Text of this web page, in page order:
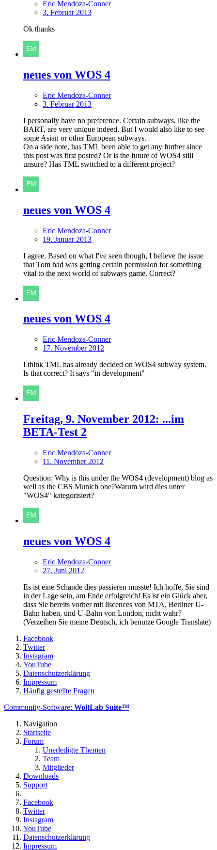
Eric Mendoza-Conner
3. Februar 2013
Ok thanks
neues von WOS 4
Eric Mendoza-Conner
3. Februar 2013
I personally have no preference. Certain subways, like the
BART, are very unique indeed. But I would also like to see
some Asian or other European subways.
On a side note, has TML been able to get any further since
this post was first posted? Or is the future of WOS4 still
unsure? Has TML switched to a different project?
neues von WOS 4
Eric Mendoza-Conner
19. Januar 2013
I agree. Based on what I've seen though, I believe the issue
that Tom had was getting certain permission for something
vital to the next world of subways game. Correct?
neues von WOS 4
Eric Mendoza-Conner
17. November 2012
I think TML has already decided on WOS4 subway system.
Is that correct? It says "in development"
Freitag, 9. November 2012: ...im
BETA-Test 2
Eric Mendoza-Conner
11. November 2012
Question: Why is this under the WOS4 (development) blog as
well as the CBS Munich one?Warum wird dies unter
"WOS4" kategorisiert?
neues von WOS 4
Eric Mendoza-Conner
27. Juni 2012
Es ist eine Schande dies passieren musste! Ich hoffe, Sie sind
in der Lage sein, am Ende erfolgreich! Es ist ein Glück aber,
dass Sie bereits vorher mit liscences von MTA, Berliner U-
Bahn haben, und U-Bahn von London, nicht wahr?
(Verzeihen Sie meine Deutsch, ich benutze Google Translate)
Facebook
Twitter
Instagram
YouTube
Datenschutzerklärung
Impressum
Häufig gestellte Fragen
Community-Software: WoltLab Suite™
Navigation
Startseite
Forum
Unerledigte Themen
Team
Mitglieder
Downloads
Support
Facebook
Twitter
Instagram
YouTube
Datenschutzerklärung
Impressum